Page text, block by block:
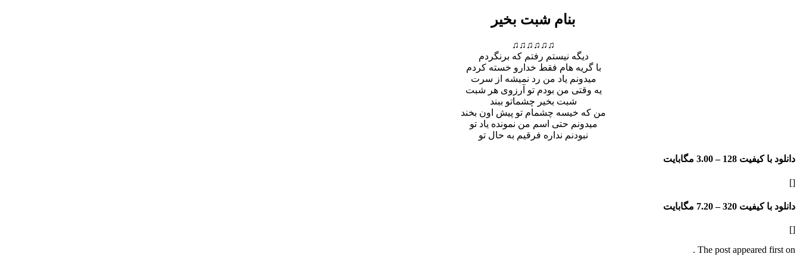
بنام شبت بخیر
♫♫♫♫♫♫
دیگه نیستم رفتم که برنگردم
با گریه هام فقط خدارو خسته کردم
میدونم یاد من رد نمیشه از سرت
یه وقتى من بودم تو آرزوى هر شبت
شبت بخیر چشماتو ببند
من که خیسه چشمام تو پیش اون بخند
میدونم حتى اسم من نمونده یاد تو
نبودنم نداره فرقیم به حال تو
دانلود با کیفیت 128 – 3.00 مگابایت
[]
دانلود با کیفیت 320 – 7.20 مگابایت
[]
The post appeared first on .